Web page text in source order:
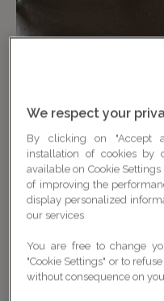
We respect your
By clicking on "Accept
installation of cookies
available on Cookie
of improving the
display personalized
our services
You are free to change
"Cookie Settings" or to
without consequence on